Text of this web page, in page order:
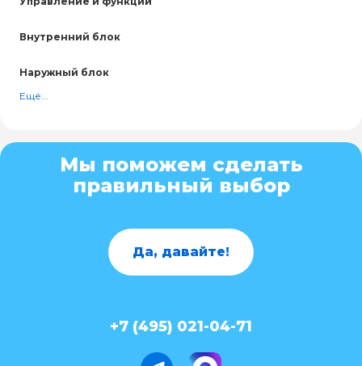
Внутренний блок
Наружный блок
Ещё...
Мы поможем сделать
правильный выбор
Да, давайте!
+7 (495) 021-04-71